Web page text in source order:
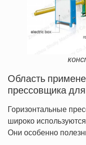
Область
прессовщика
Горизонтальные
широко
Они особенно